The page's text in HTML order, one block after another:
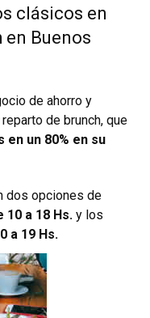
clásicos en
Buenos
de ahorro y
de brunch, que
un 80% en su
dos opciones de
a 18 Hs. y los
a 19 Hs.